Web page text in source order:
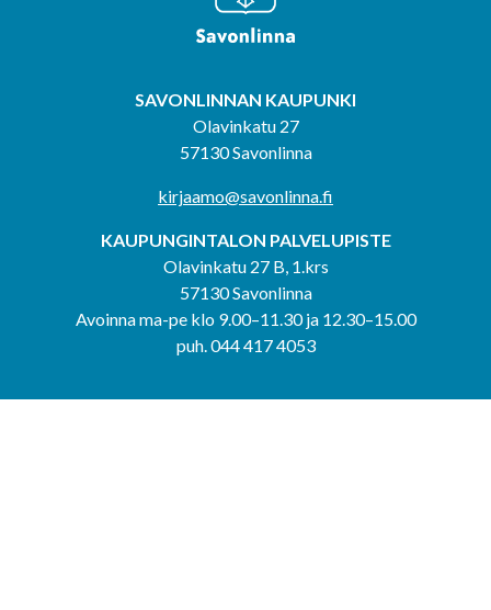
SAVONLINNAN KAUPUNKI
Olavinkatu 27
57130 Savonlinna
kirjaamo@savonlinna.fi
KAUPUNGINTALON PALVELUPISTE
Olavinkatu 27 B, 1.krs
57130 Savonlinna
Avoinna ma-pe klo 9.00–11.30 ja 12.30–15.00
puh. 044 417 4053